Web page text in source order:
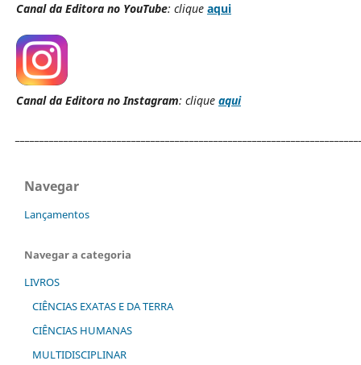
Canal da Editora no YouTube: clique aqui
Canal da Editora no Instagram: clique aqui
Navegar
Lançamentos
Navegar a categoria
LIVROS
CIÊNCIAS EXATAS E DA TERRA
CIÊNCIAS HUMANAS
MULTIDISCIPLINAR